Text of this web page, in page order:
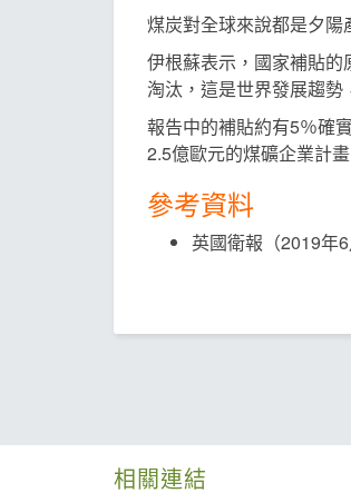
煤炭對全球來說都是夕
伊根蘇表示，國家補貼
淘汰，這是世界發展趨勢
報告中的補貼約有5％確
2.5億歐元的煤礦企業計
參考資料
英國衛報（2019年6
相關連結